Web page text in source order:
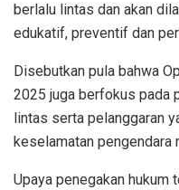
berlalu lintas dan akan
edukatif, preventif dan
Disebutkan pula bahwa
2025 juga berfokus pada
lintas serta pelanggaran
keselamatan pengendara
Upaya penegakan hukum